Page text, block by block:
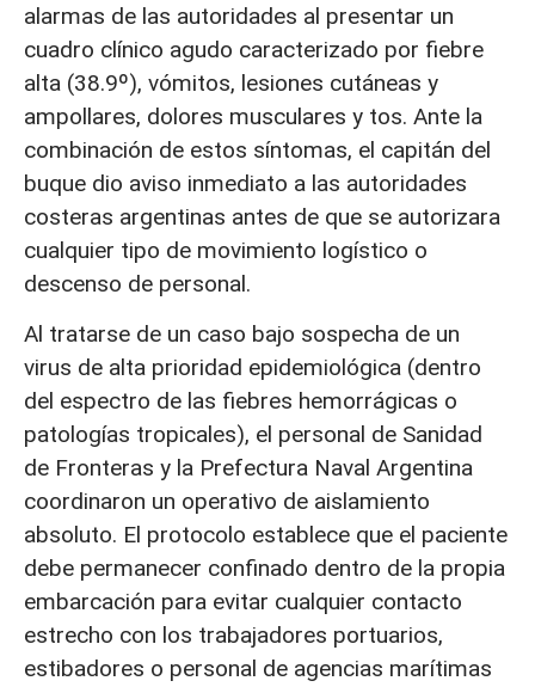
alarmas de las autoridades al presentar un
cuadro clínico agudo caracterizado por fiebre
alta (38.9º), vómitos, lesiones cutáneas y
ampollares, dolores musculares y tos. Ante la
combinación de estos síntomas, el capitán del
buque dio aviso inmediato a las autoridades
costeras argentinas antes de que se autorizara
cualquier tipo de movimiento logístico o
descenso de personal.
Al tratarse de un caso bajo sospecha de un
virus de alta prioridad epidemiológica (dentro
del espectro de las fiebres hemorrágicas o
patologías tropicales), el personal de Sanidad
de Fronteras y la Prefectura Naval Argentina
coordinaron un operativo de aislamiento
absoluto. El protocolo establece que el paciente
debe permanecer confinado dentro de la propia
embarcación para evitar cualquier contacto
estrecho con los trabajadores portuarios,
estibadores o personal de agencias marítimas